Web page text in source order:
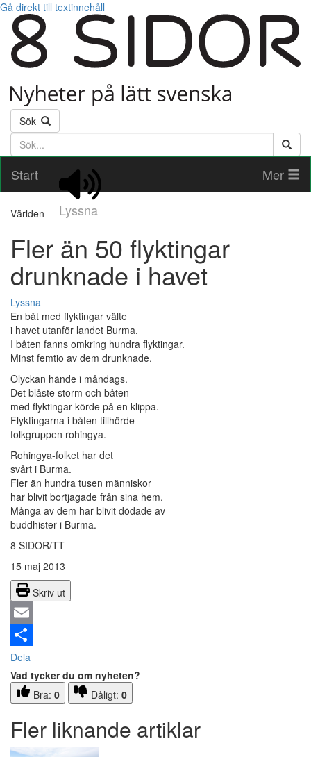
Gå direkt till textinnehåll
Sök
Söktext
Start
Lyssna
Mer
Världen
Fler än 50 flyktingar
drunknade i havet
Lyssna
En båt med flyktingar välte
i havet utanför landet Burma.
I båten fanns omkring hundra flyktingar.
Minst femtio av dem drunknade.
Olyckan hände i måndags.
Det blåste storm och båten
med flyktingar körde på en klippa.
Flyktingarna i båten tillhörde
folkgruppen rohingya.
Rohingya-folket har det
svårt i Burma.
Fler än hundra tusen människor
har blivit bortjagade från sina hem.
Många av dem har blivit dödade av
buddhister i Burma.
8 SIDOR/TT
15 maj 2013
Skriv ut
Email
Dela
Vad tycker du om nyheten?
Bra: 0 Dåligt: 0
Fler liknande artiklar